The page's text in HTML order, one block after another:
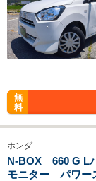
無
料
ホンダ
N-BOX 660 G L
モニター パワ